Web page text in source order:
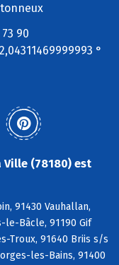
90
°
Ville (78180) est
91430 Vauhallan,
le-Bâcle, 91190 Gif
Troux, 91640 Briis s/s
les-Bains, 91400